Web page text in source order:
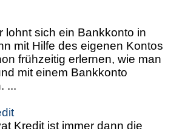
lohnt sich ein Bankkonto in
mit Hilfe des eigenen Kontos
frühzeitig erlernen, wie man
mit einem Bankkonto
...
Kredit ist immer dann die